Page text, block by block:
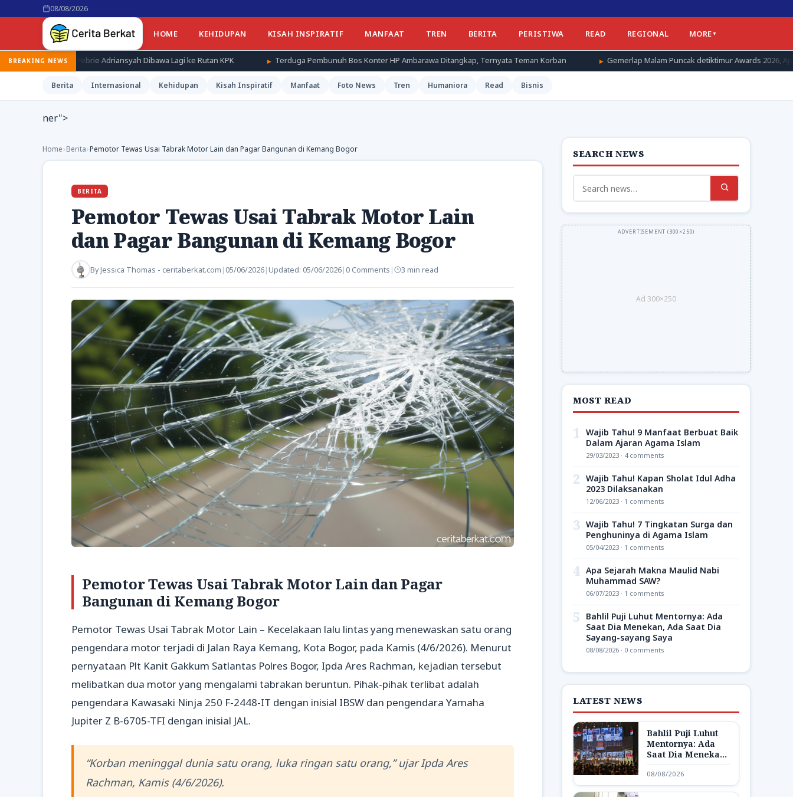
08/08/2026
HOME KEHIDUPAN KISAH INSPIRATIF MANFAAT TREN BERITA PERISTIWA READ REGIONAL MORE
BREAKING NEWS
Adriansyah Dibawa Lagi ke Rutan KPK Terduga Pembunuh Bos Konter HP Ambarawa Ditangkap, Ternyata Teman Korban Gemerlap Malam Puncak detiktimur Awards 2026, Apresiasi untuk
Berita Internasional Kehidupan Kisah Inspiratif Manfaat Foto News Tren Humaniora Read Bisnis
ner">
Home›Berita›Pemotor Tewas Usai Tabrak Motor Lain dan Pagar Bangunan di Kemang Bogor
BERITA
Pemotor Tewas Usai Tabrak Motor Lain
dan Pagar Bangunan di Kemang Bogor
ByJessica Thomas - ceritaberkat.com | 05/06/2026| Updated: 05/06/2026| 0 Comments | 3 min read
Pemotor Tewas Usai Tabrak Motor Lain dan Pagar
Bangunan di Kemang Bogor
Pemotor Tewas Usai Tabrak Motor Lain – Kecelakaan lalu lintas yang menewaskan satu orang
pengendara motor terjadi di Jalan Raya Kemang, Kota Bogor, pada Kamis (4/6/2026). Menurut
pernyataan Plt Kanit Gakkum Satlantas Polres Bogor, Ipda Ares Rachman, kejadian tersebut
melibatkan dua motor yang mengalami tabrakan beruntun. Pihak-pihak terlibat adalah
pengendara Kawasaki Ninja 250 F-2448-IT dengan inisial IBSW dan pengendara Yamaha
Jupiter Z B-6705-TFI dengan inisial JAL.
“Korban meninggal dunia satu orang, luka ringan satu orang,” ujar Ipda Ares
Rachman, Kamis (4/6/2026).
SEARCH NEWS
Search
for:
Ad 300×250
MOST READ
1 Wajib Tahu! 9 Manfaat Berbuat Baik
Dalam Ajaran Agama Islam
29/03/2023 · 4 comments
2 Wajib Tahu! Kapan Sholat Idul Adha
2023 Dilaksanakan
12/06/2023 · 1 comments
3 Wajib Tahu! 7 Tingkatan Surga dan
Penghuninya di Agama Islam
05/04/2023 · 1 comments
4 Apa Sejarah Makna Maulid Nabi
Muhammad SAW?
06/07/2023 · 1 comments
5
Bahlil Puji Luhut Mentornya: Ada
Saat Dia Menekan, Ada Saat Dia
Sayang-sayang Saya
08/08/2026 · 0 comments
LATEST NEWS
Bahlil Puji Luhut
Mentornya: Ada
Saat Dia Menekan,
Ada Saat Dia
Sayang-sayang
Saya
08/08/2026